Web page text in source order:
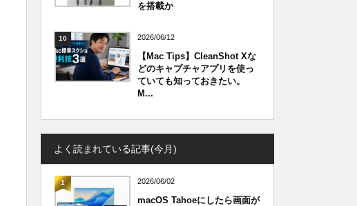
を搭載か
10 2026/06/12
【Mac Tips】CleanShot Xな
どのキャプチャアプリを使っ
ていても知っておきたい。
M...
よく読まれている記事(今月)
1 2026/06/02
macOS Tahoeにしたら画面が